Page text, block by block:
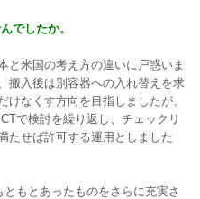
でしたか。
と米国の考え方の違いに戸惑いま
搬入後は別容器への入れ替えを求
なくす方向を目指しましたが、
で検討を繰り返し、チェックリ
たせば許可する運用としました
もとあったものをさらに充実さ